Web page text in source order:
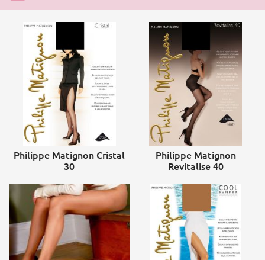
Philippe Matignon Cristal
30
Philippe Matignon
Revitalise 40